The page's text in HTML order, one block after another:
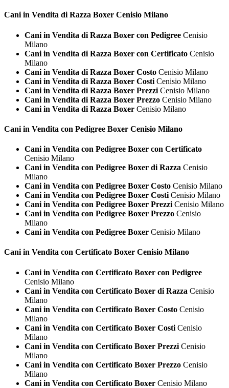
Cani in Vendita di Razza Boxer Cenisio Milano
Cani in Vendita di Razza Boxer con Pedigree Cenisio
Milano
Cani in Vendita di Razza Boxer con Certificato Cenisio
Milano
Cani in Vendita di Razza Boxer Costo Cenisio Milano
Cani in Vendita di Razza Boxer Costi Cenisio Milano
Cani in Vendita di Razza Boxer Prezzi Cenisio Milano
Cani in Vendita di Razza Boxer Prezzo Cenisio Milano
Cani in Vendita di Razza Boxer Cenisio Milano
Cani in Vendita con Pedigree Boxer Cenisio Milano
Cani in Vendita con Pedigree Boxer con Certificato
Cenisio Milano
Cani in Vendita con Pedigree Boxer di Razza Cenisio
Milano
Cani in Vendita con Pedigree Boxer Costo Cenisio Milano
Cani in Vendita con Pedigree Boxer Costi Cenisio Milano
Cani in Vendita con Pedigree Boxer Prezzi Cenisio Milano
Cani in Vendita con Pedigree Boxer Prezzo Cenisio
Milano
Cani in Vendita con Pedigree Boxer Cenisio Milano
Cani in Vendita con Certificato Boxer Cenisio Milano
Cani in Vendita con Certificato Boxer con Pedigree
Cenisio Milano
Cani in Vendita con Certificato Boxer di Razza Cenisio
Milano
Cani in Vendita con Certificato Boxer Costo Cenisio
Milano
Cani in Vendita con Certificato Boxer Costi Cenisio
Milano
Cani in Vendita con Certificato Boxer Prezzi Cenisio
Milano
Cani in Vendita con Certificato Boxer Prezzo Cenisio
Milano
Cani in Vendita con Certificato Boxer Cenisio Milano